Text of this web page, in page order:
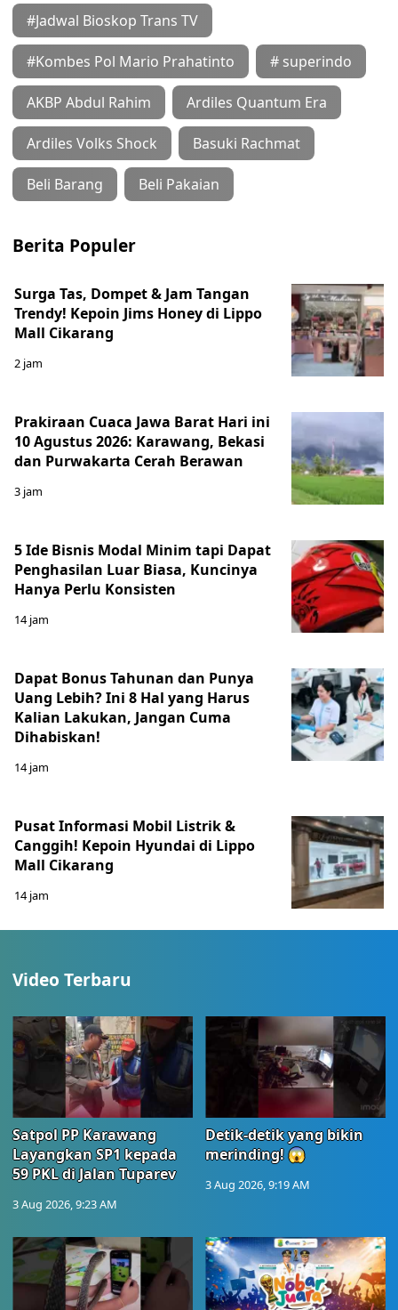
#Jadwal Bioskop Trans TV
#Kombes Pol Mario Prahatinto # superindo
AKBP Abdul Rahim Ardiles Quantum Era
Ardiles Volks Shock Basuki Rachmat
Beli Barang Beli Pakaian
Berita Populer
Surga Tas, Dompet & Jam Tangan
Trendy! Kepoin Jims Honey di Lippo
Mall Cikarang
2 jam
Prakiraan Cuaca Jawa Barat Hari ini
10 Agustus 2026: Karawang, Bekasi
dan Purwakarta Cerah Berawan
3 jam
5 Ide Bisnis Modal Minim tapi Dapat
Penghasilan Luar Biasa, Kuncinya
Hanya Perlu Konsisten
14 jam
Dapat Bonus Tahunan dan Punya
Uang Lebih? Ini 8 Hal yang Harus
Kalian Lakukan, Jangan Cuma
Dihabiskan!
14 jam
Pusat Informasi Mobil Listrik &
Canggih! Kepoin Hyundai di Lippo
Mall Cikarang
14 jam
Video Terbaru
Satpol PP Karawang
Layangkan SP1 kepada
59 PKL di Jalan Tuparev
3 Aug 2026, 9:23 AM
Detik-detik yang bikin
merinding! 😱
3 Aug 2026, 9:19 AM